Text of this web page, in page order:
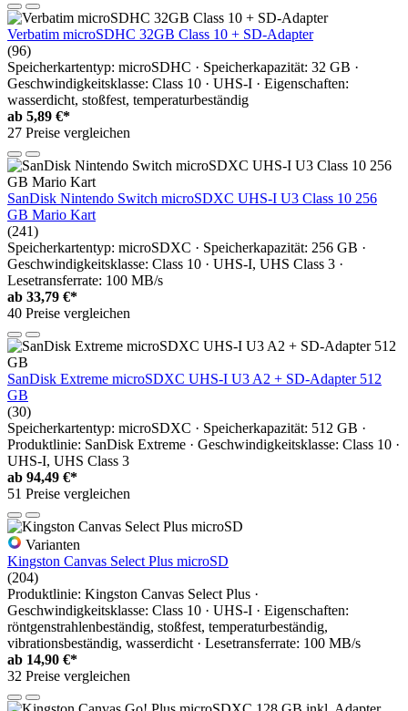
Verbatim microSDHC 32GB Class 10 + SD-Adapter
(96)
Speicherkartentyp: microSDHC · Speicherkapazität: 32 GB ·
Geschwindigkeitsklasse: Class 10 · UHS-I · Eigenschaften:
wasserdicht, stoßfest, temperaturbeständig
ab 5,89 €*
27 Preise vergleichen
SanDisk Nintendo Switch microSDXC UHS-I U3 Class 10 256
GB Mario Kart
(241)
Speicherkartentyp: microSDXC · Speicherkapazität: 256 GB ·
Geschwindigkeitsklasse: Class 10 · UHS-I, UHS Class 3 ·
Lesetransferrate: 100 MB/s
ab 33,79 €*
40 Preise vergleichen
SanDisk Extreme microSDXC UHS-I U3 A2 + SD-Adapter 512
GB
(30)
Speicherkartentyp: microSDXC · Speicherkapazität: 512 GB ·
Produktlinie: SanDisk Extreme · Geschwindigkeitsklasse: Class 10 ·
UHS-I, UHS Class 3
ab 94,49 €*
51 Preise vergleichen
Varianten
Kingston Canvas Select Plus microSD
(204)
Produktlinie: Kingston Canvas Select Plus ·
Geschwindigkeitsklasse: Class 10 · UHS-I · Eigenschaften:
röntgenstrahlenbeständig, stoßfest, temperaturbeständig,
vibrationsbeständig, wasserdicht · Lesetransferrate: 100 MB/s
ab 14,90 €*
32 Preise vergleichen